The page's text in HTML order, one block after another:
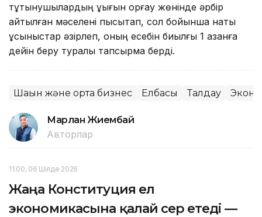
тұтынушылардың құқығын қорғау жөнінде әрбір
айтылған мәселені пысықтап, сол бойынша нақты
ұсыныстар әзірлеп, оның есебін биылғы 1 қазанға
дейін беру туралы тапсырма берді.
Шағын және орта бизнес Елбасы Талдау
Марлан Жиембай
Авторлар
11:00, 06 Шілде 2026
Жаңа Конституция ел
экономикасына қалай әсер етеді —